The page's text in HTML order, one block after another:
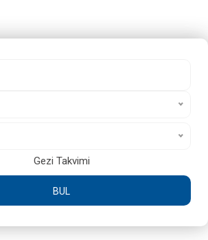
Gezi Takvimi
BUL